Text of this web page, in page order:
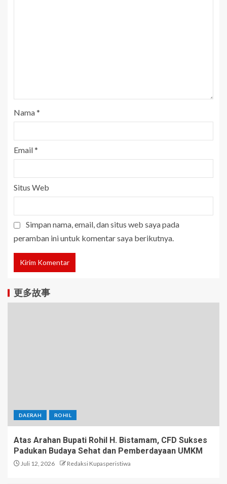
Nama*
Email*
Situs Web
Simpan nama, email, dan situs web saya pada
peramban ini untuk komentar saya berikutnya.
更多故事
DAERAH ROHIL
Atas Arahan Bupati Rohil H. Bistamam, CFD Sukses
Padukan Budaya Sehat dan Pemberdayaan UMKM
Juli 12, 2026 Redaksi Kupasperistiwa